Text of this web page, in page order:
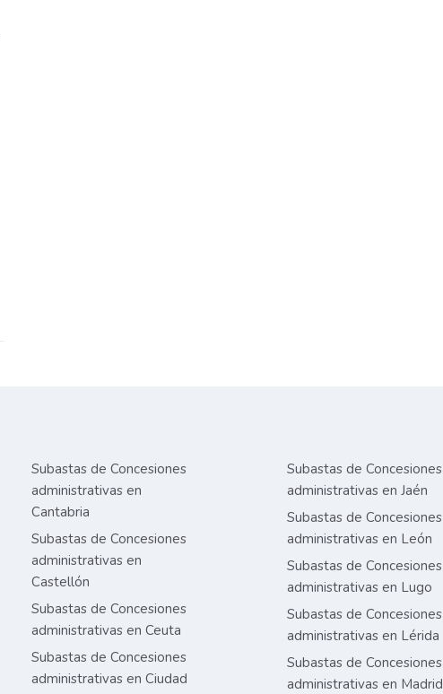
Subastas de Concesiones
administrativas en
Cantabria
Subastas de Concesiones
administrativas en
Castellón
Subastas de Concesiones
administrativas en Ceuta
Subastas de Concesiones
administrativas en Ciudad
Subastas de Concesiones
administrativas en Jaén
Subastas de Concesiones
administrativas en León
Subastas de Concesiones
administrativas en Lugo
Subastas de Concesiones
administrativas en Lérida
Subastas de Concesiones
administrativas en Madrid